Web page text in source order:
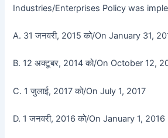
Industries/Enterprises Policy was
A. 31 जनवरी, 2015 को/On January 31,
B. 12 अक्टूबर, 2014 को/On October 12,
C. 1 जुलाई, 2017 को/On July 1, 2017
D. 1 जनवरी, 2016 को/On January 1, 2016